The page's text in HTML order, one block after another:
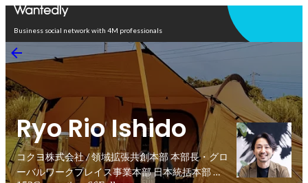
Business social network with 4M professionals
Ryo Rio Ishido
コクヨ株式会社 / 領域拡張共創本部 本部長・グロ
ーバルワークプレイス事業本部 日本統括本部 副